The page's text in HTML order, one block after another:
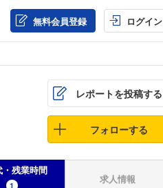
無料会員登録 ログイン
レポートを投稿する
フォローする
・残業時間
1
求人情報